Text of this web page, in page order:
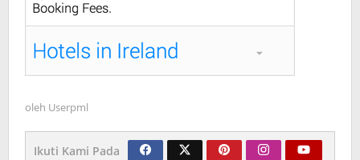
oleh Userpml
Ikuti Kami Pada